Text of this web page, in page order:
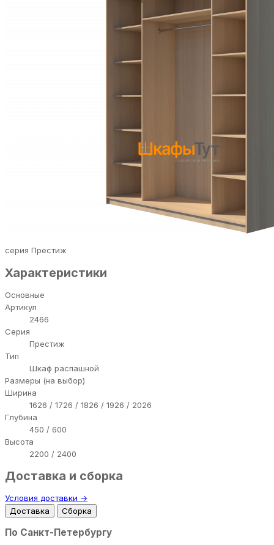
серия Престиж
Характеристики
Основные
Артикул
2466
Серия
Престиж
Тип
Шкаф распашной
Размеры (на выбор)
Ширина
1626 / 1726 / 1826 / 1926 / 2026
Глубина
450 / 600
Высота
2200 / 2400
Доставка и сборка
Условия доставки →
Доставка
Сборка
По Санкт-Петербургу